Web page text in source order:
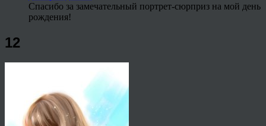
Спасибо за замечательный портрет-сюрприз на мой день
рождения!
12